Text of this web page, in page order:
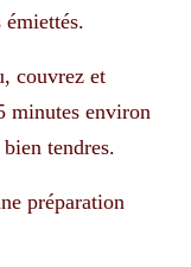
émiettés.
couvrez et
minutes environ
tendres.
préparation